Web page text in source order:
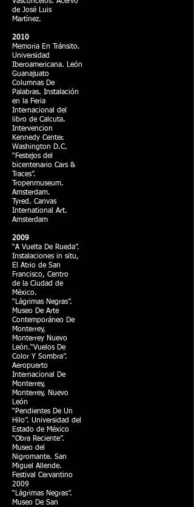
de José Luis
Martínez.
2010
Memoria En Tránsito.
Universidad
Iberoamericana. León
Guanajuato
Columnas De
Palabras. Instalación
en la Feria
Internacional del
libro de Calcuta.
Intervencion
Kennedy Center.
Washington D.C.
“Festejos del
bicentenario Cars &
Traces”.
Tropenmuseum.
Amsterdam.
Tyred. Canvas
International Art.
Amsterdam
2009
“A Vuelta De Rueda”.
Instalaciones in situ,
El Atrio de San
Francisco, Centro
de la Ciudad de
México.
“Lágrimas Negras”.
Museo De Arte
Contemporáneo De
Monterrey,
Monterrey Nuevo
León.“Vuelos De
Color Y Sombra”.
Aeropuerto
Internacional De
Monterrey,
Monterrey, Nuevo
León
“Pendientes De Un
Hilo”. Universidad del
Estado de México
“Obra Reciente”.
Museo del
Nigromante. San
Miguel Allende.
Festival Cervantino
2009
“Lágrimas Negras”.
Museo De San